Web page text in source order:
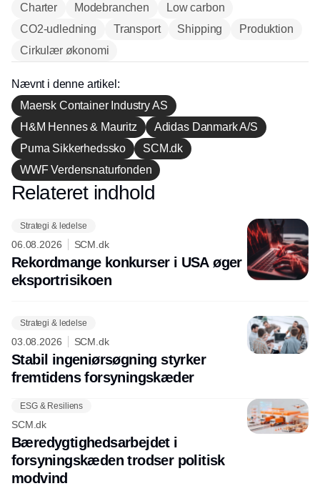
Charter
Modebranchen
Low carbon
CO2-udledning
Transport Shipping
Produktion
Cirkulær økonomi
Nævnt i denne artikel:
Maersk Container Industry AS
H&M Hennes & Mauritz
Adidas Danmark A/S
Puma Sikkerhedssko
SCM.dk
WWF Verdensnaturfonden
Annonce
Relateret indhold
Strategi & ledelse
06.08.2026 SCM.dk
Rekordmange konkurser i USA øger
eksport­risikoen
Strategi & ledelse
03.08.2026 SCM.dk
Stabil ingeniørsøgning styrker
fremtidens forsyningskæder
ESG & Resiliens
SCM.dk
Bæredygtighedsarbejdet i
forsyningskæden trodser politisk
modvind